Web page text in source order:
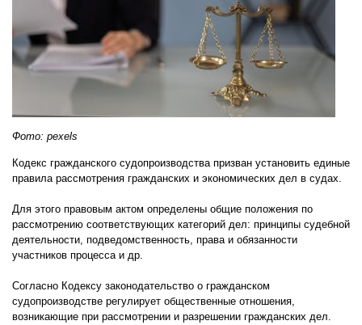
Фото: pexels
Кодекс гражданского судопроизводства призван установить единые
правила рассмотрения гражданских и экономических дел в судах.
Для этого правовым актом определены общие положения по
рассмотрению соответствующих категорий дел: принципы судебной
деятельности, подведомственность, права и обязанности
участников процесса и др.
Согласно Кодексу законодательство о гражданском
судопроизводстве регулирует общественные отношения,
возникающие при рассмотрении и разрешении гражданских дел.